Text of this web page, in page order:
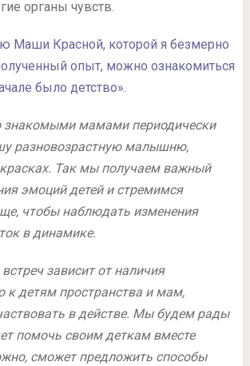
органы чувств.
Маши Красной, которой я безмерно
опыт, можно ознакомиться
было детство».
знакомыми мамами периодически
разновозрастную малышню,
Так мы получаем важный
эмоций детей и стремимся
чтобы наблюдать изменения
в динамике.
зависит от наличия
к детям пространства и мам,
в действе. Мы будем рады
помочь своим деткам вместе
сможет предложить способы